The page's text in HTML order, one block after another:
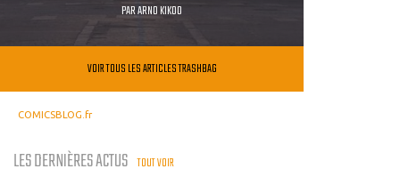
PARARNO KIKOO
VOIR TOUS LES ARTICLES TRASHBAG
COMICSBLOG.fr
LES DERNIÈRES ACTUS TOUT VOIR